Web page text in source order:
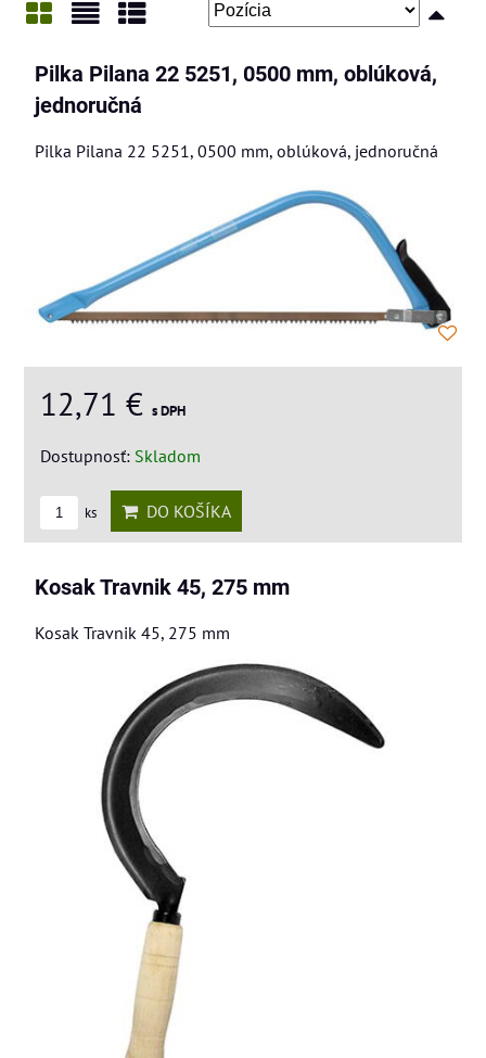
Pilka Pilana 22 5251, 0500 mm, oblúková,
jednoručná
Pilka Pilana 22 5251, 0500 mm, oblúková, jednoručná
12,71 € s DPH
Dostupnosť: Skladom
ks DO KOŠÍKA
Kosak Travnik 45, 275 mm
Kosak Travnik 45, 275 mm